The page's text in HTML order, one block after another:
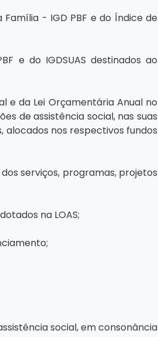
- IGD PBF e do Índice de
e do IGDSUAS destinados ao
e da Lei Orçamentária Anual no
de assistência social, nas suas
nos respectivos fundos
serviços, programas, projetos
na LOAS;
social, em consonância